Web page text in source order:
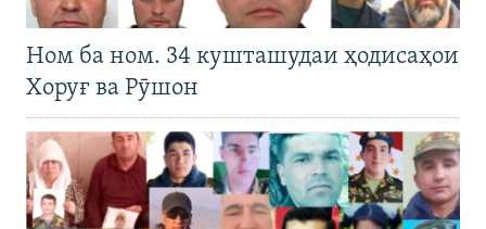
Ном ба ном. 34 кушташудаи ҳодисаҳои
Хоруғ ва Рӯшон